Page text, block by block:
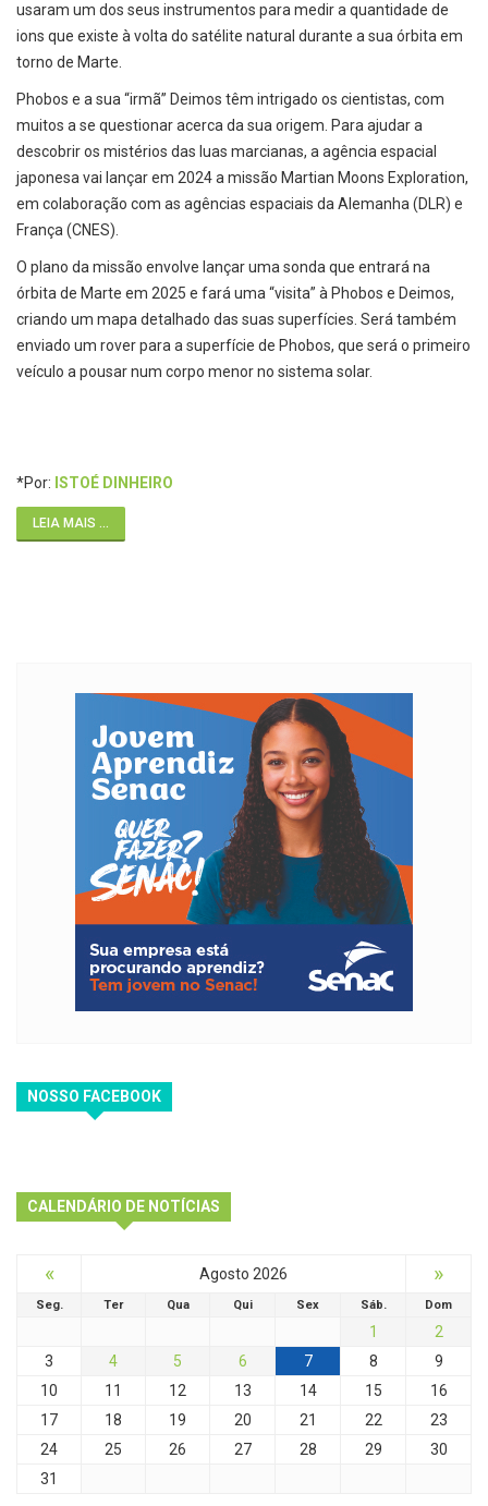
usaram um dos seus instrumentos para medir a quantidade de
ions que existe à volta do satélite natural durante a sua órbita em
torno de Marte.
Phobos e a sua “irmã” Deimos têm intrigado os cientistas, com
muitos a se questionar acerca da sua origem. Para ajudar a
descobrir os mistérios das luas marcianas, a agência espacial
japonesa vai lançar em 2024 a missão Martian Moons Exploration,
em colaboração com as agências espaciais da Alemanha (DLR) e
França (CNES).
O plano da missão envolve lançar uma sonda que entrará na
órbita de Marte em 2025 e fará uma “visita” à Phobos e Deimos,
criando um mapa detalhado das suas superfícies. Será também
enviado um rover para a superfície de Phobos, que será o primeiro
veículo a pousar num corpo menor no sistema solar.
*Por: ISTOÉ DINHEIRO
LEIA MAIS ...
NOSSO FACEBOOK
CALENDÁRIO DE NOTÍCIAS
« Agosto 2026 »
Seg. Ter Qua Qui Sex Sáb. Dom
1
2
3
4 5 6 7 8
9
10
11 12 13 14 15
16
17
18 19 20 21 22
23
24
25 26 27 28 29
30
31